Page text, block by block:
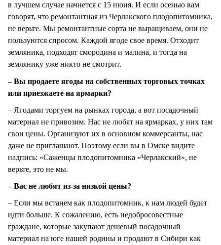
в лучшем случае начнется с 15 июня. И если осенью вам
говорят, что ремонтантная из Черлакского плодопитомника,
не верьте. Мы ремонтантные сорта не выращиваем, они не
пользуются спросом. Каждой ягоде свое время. Отходит
земляника, подходят смородина и малина, и тогда на
землянику уже никто не смотрит.
– Вы продаете ягоды на собственных торговых точках
или приезжаете на ярмарки?
– Ягодами торгуем на рынках города, а вот посадочный
материал не привозим. Нас не любят на ярмарках, у них там
свои цены. Организуют их в основном коммерсанты, нас
даже не приглашают. Поэтому если вы в Омске видите
надпись: «Саженцы плодопитомника «Черлакский», не
верьте, это не мы.
– Вас не любят из-за низкой цены?
– Если мы встанем как плодопитомник, к нам людей будет
идти больше. К сожалению, есть недобросовестные
граждане, которые закупают дешевый посадочный
материал на юге нашей родины и продают в Сибири как